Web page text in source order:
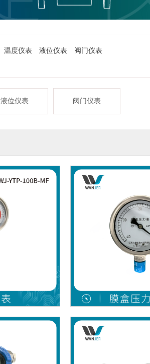
温度仪表 液位仪表 阀门仪表
液位仪表 阀门仪表